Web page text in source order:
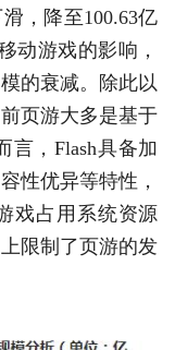
，降至100.63亿
动游戏的影响，
的衰减。除此以
页游大多是基于
言，Flash具备加
性优异等特性，
戏占用系统资源
限制了页游的发